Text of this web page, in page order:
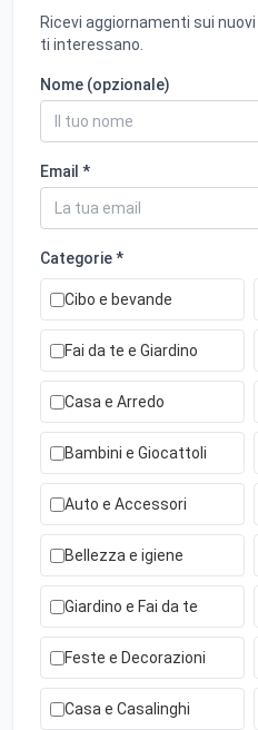
Ricevi aggiornamenti sui
ti interessano.
Nome (opzionale)
Email *
Categorie *
Cibo e bevande
Fai da te e Giardino
Casa e Arredo
Bambini e Giocattoli
Auto e Accessori
Bellezza e igiene
Giardino e Fai da te
Feste e Decorazioni
Casa e Casalinghi